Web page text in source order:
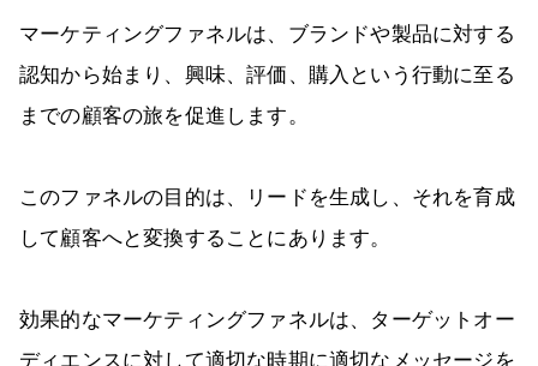
マーケティングファネルは、ブランドや製品に対する
認知から始まり、興味、評価、購入という行動に至る
までの顧客の旅を促進します。
このファネルの目的は、リードを生成し、それを育成
して顧客へと変換することにあります。
効果的なマーケティングファネルは、ターゲットオー
ディエンスに対して適切な時期に適切なメッセージを